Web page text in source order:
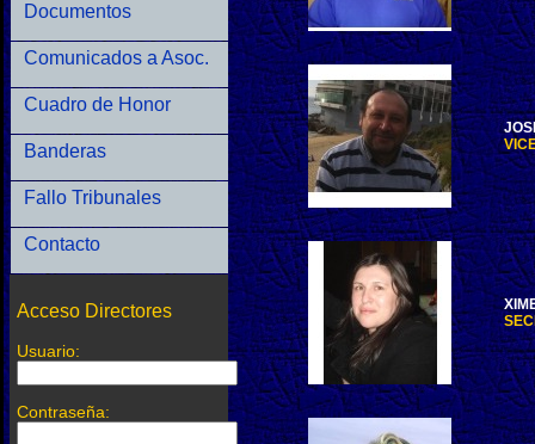
Documentos
Comunicados a Asoc.
Cuadro de Honor
Banderas
Fallo Tribunales
Contacto
Acceso Directores
Usuario:
Contraseña: